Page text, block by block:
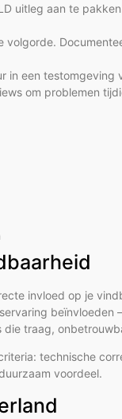
uitleg aan te
volgorde.
in een testomgeving
om problemen
invloed op je
traag,
technische
voordeel.